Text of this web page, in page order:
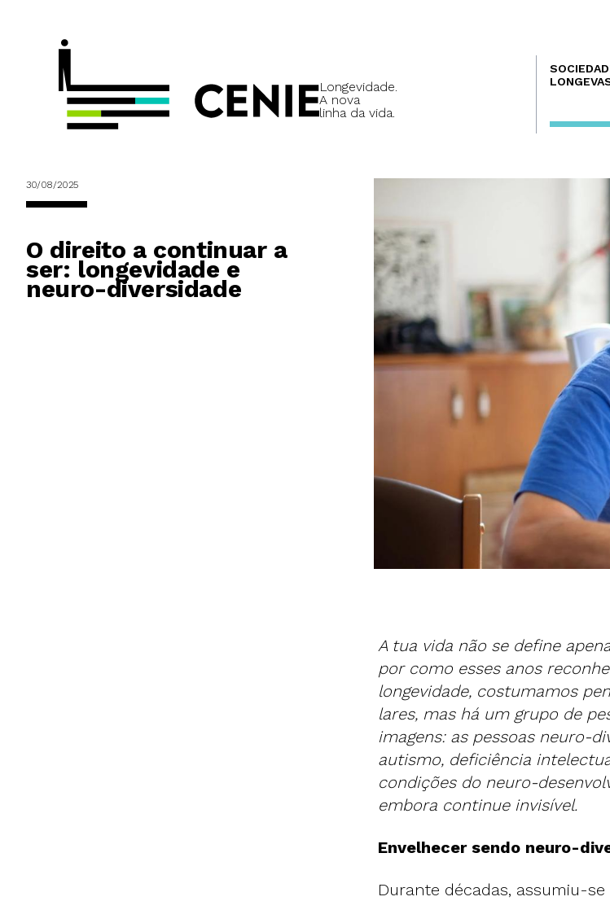
Longevidade.
A nova
linha da vida.
Navegación
principal
30/08/2025
O direito a continuar a
ser: longevidade e
neuro-diversidade
A tua vida não se define
por como esses anos
longevidade, costumamos
lares, mas há um grupo de
imagens: as pessoas neuro-
autismo, deficiência
condições do neuro-
embora continue invisível.
Envelhecer sendo neuro-
Durante décadas, assumiu-